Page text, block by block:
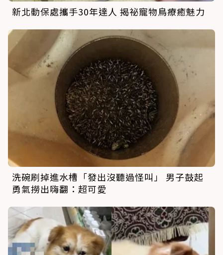
新北動保處攜手30年達人 揭祕寵物鳥療癒魅力
洗碗刷掉進水槽「發出沒聽過怪叫」 男子鼓起
勇氣撈出嗨翻：超可愛